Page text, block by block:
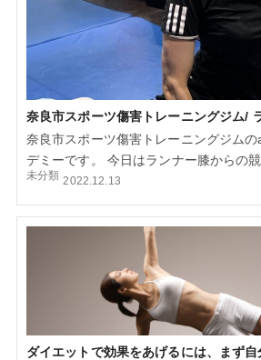
奈良市スポーツ傷害トレーニングジム/
奈良市スポーツ傷害トレーニングジム
デミーです。 今日はランナー膝からの
未分類 2022.12.13
ダイエットで効果をあげるには、まず